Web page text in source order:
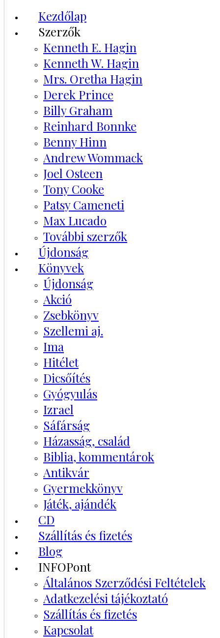
Kezdőlap
Szerzők
Kenneth E. Hagin
Kenneth W. Hagin
Mrs. Oretha Hagin
Derek Prince
Billy Graham
Reinhard Bonnke
Benny Hinn
Andrew Wommack
Joel Osteen
Tony Cooke
Patsy Cameneti
Max Lucado
További szerzők
Újdonság
Könyvek
Újdonság
Akció
Zsebkönyv
Szellemi aj.
Ima
Hitélet
Dicsőítés
Gyógyulás
Izrael
Sáfárság
Házasság, család
Biblia, kommentárok
Antikvár
Gyermekkönyv
Játék, ajándék
CD
Szállítás és fizetés
Blog
INFOPont
Általános Szerződési Feltételek
Adatkezelési tájékoztató
Szállítás és fizetés
Kapcsolat